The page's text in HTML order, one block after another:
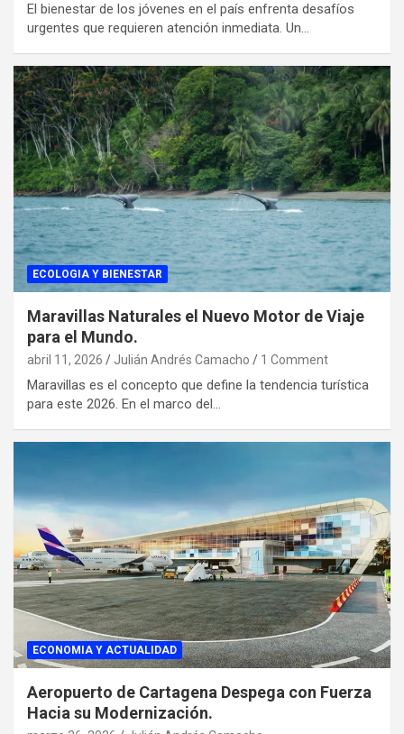
El bienestar de los jóvenes en el país enfrenta desafíos
urgentes que requieren atención inmediata. Un…
ECOLOGIA Y BIENESTAR
Maravillas Naturales el Nuevo Motor de Viaje
para el Mundo.
abril 11, 2026 Julián Andrés Camacho 1 Comment
Maravillas es el concepto que define la tendencia turística
para este 2026. En el marco del…
ECONOMIA Y ACTUALIDAD
Aeropuerto de Cartagena Despega con Fuerza
Hacia su Modernización.